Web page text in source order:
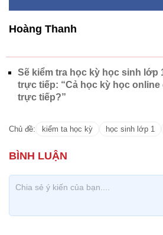
Hoàng Thanh
Sẽ kiểm tra học kỳ học sinh lớp
trực tiếp: “Cả học kỳ học online
trực tiếp?”
Chủ đề: kiểm ta học kỳ học sinh lớp 1